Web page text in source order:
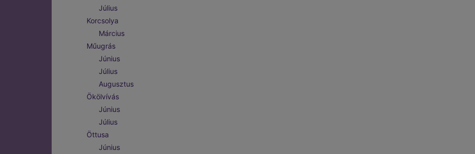
Július
Korcsolya
Március
Műugrás
Június
Július
Augusztus
Ökölvívás
Június
Július
Öttusa
Június